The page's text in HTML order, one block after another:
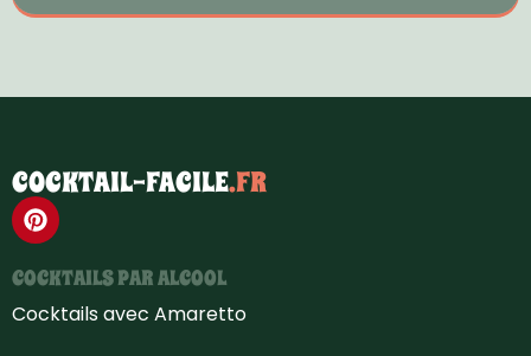
COCKTAIL-FACILE.FR
COCKTAILS PAR ALCOOL
Cocktails avec Amaretto